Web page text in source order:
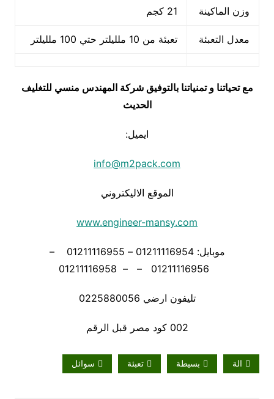
وزن الماكينة 21 كجم
معدل التعبئة تعبئة من 10 ملليلتر حتي 100 ملليلتر
مع تحياتنا و تمنياتنا بالتوفيق شركة المهندس منسي للتغليف
الحديث
ايميل:
info@m2pack.com
الموقع الاليكتروني
www.engineer-mansy.com
موبايل: 01211116954 – 01211116955 –
تليفون ارضي 0225880056
002 كود مصر قبل الرقم
الة بسيطة تعبئة سوائل